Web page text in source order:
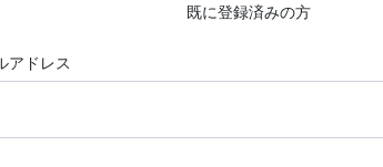
既に登録済みの方
アドレス